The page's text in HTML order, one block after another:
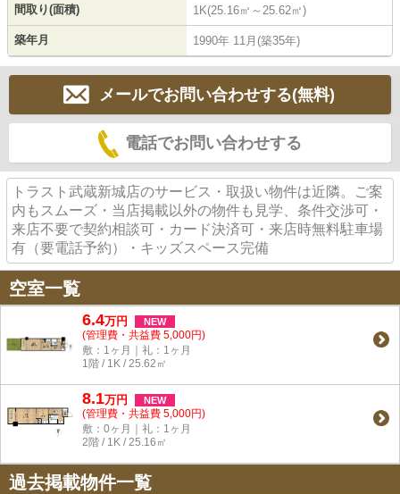
間取り(面積) 1K(25.16㎡～25.62㎡)
築年月 1990年 11月(築35年)
メールでお問い合わせする(無料)
電話でお問い合わせする
トラスト武蔵新城店のサービス・取扱い物件は近隣。ご案
内もスムーズ・当店掲載以外の物件も見学、条件交渉可・
来店不要で契約相談可・カード決済可・来店時無料駐車場
有（要電話予約）・キッズスペース完備
空室一覧
6.4万円 NEW
(管理費・共益費 5,000円)
敷：1ヶ月｜礼：1ヶ月
1階 / 1K / 25.62㎡
8.1万円 NEW
(管理費・共益費 5,000円)
敷：0ヶ月｜礼：1ヶ月
2階 / 1K / 25.16㎡
過去掲載物件一覧